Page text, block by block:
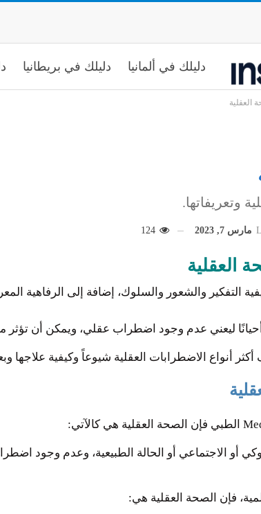
دليلك في ألمانيا دليلك في بريطانيا
العقلية
وتعريفاتها.
مارس 7, 2023
العقلية
التفكير والشعور والسلوك، إضافة إلى الرفاهية
ليعني عدم وجود اضطراب عقلي، ويمكن أن
أنواع الاضطرابات العقلية شيوعاً وكيفية علاجها
أو الاجتماعي أو الحالة الطبيعية، وعدم وجود
فإن الصحة العقلية هي: